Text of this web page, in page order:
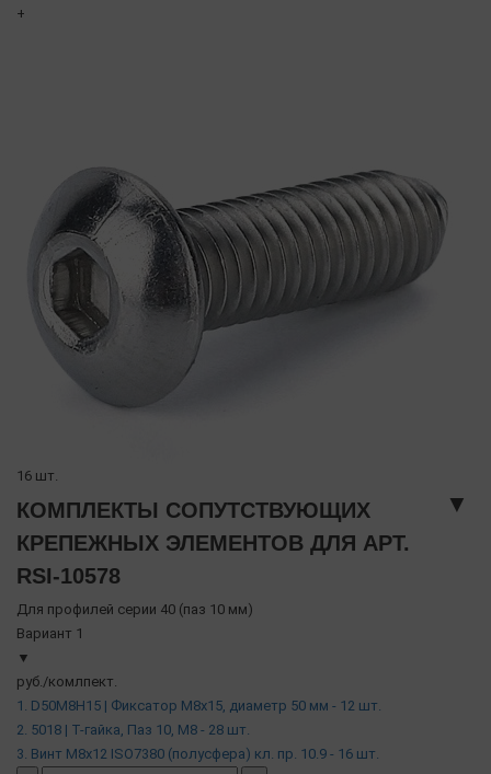
+
16 шт.
КОМПЛЕКТЫ СОПУТСТВУЮЩИХ
КРЕПЕЖНЫХ ЭЛЕМЕНТОВ ДЛЯ АРТ.
RSI-10578
▼
Для профилей серии 40 (паз 10 мм)
Вариант 1
▼
руб./комлпект.
1. D50M8H15 | Фиксатор М8х15, диаметр 50 мм - 12 шт.
2. 5018 | Т-гайка, Паз 10, М8 - 28 шт.
3. Винт М8х12 ISO7380 (полусфера) кл. пр. 10.9 - 16 шт.